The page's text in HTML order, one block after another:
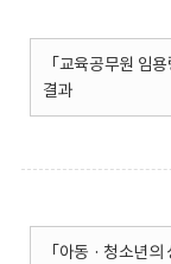
「교육공무원 임
결과
「아동 · 청소년